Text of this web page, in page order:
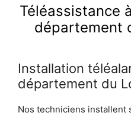
Téléassistance
département
Installation
département du
Nos techniciens installent